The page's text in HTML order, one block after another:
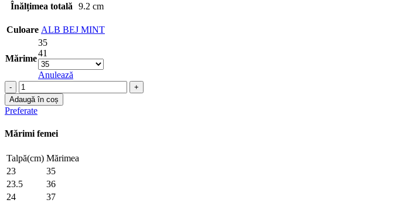
Înălțimea totală 9.2 cm
Culoare ALB BEJ MINT
Mărime
35
41
Anulează
Cantitate
Teniși
Y1715-
59
DERI
Adaugă în coș
Preferate
Mărimi femei
Talpă(cm) Mărimea
23
35
23.5
36
24
37